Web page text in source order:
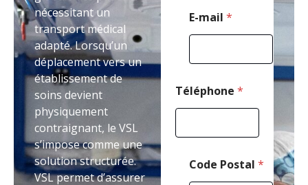
nécessitant un
transport médical
adapté. Lorsqu’un
déplacement vers un
établissement de
soins devient
physiquement
contraignant, le VSL
s’impose comme une
solution structurée.
VSL permet d’assurer
E-mail *
Téléphone *
g
o
s
t
Code Postal *